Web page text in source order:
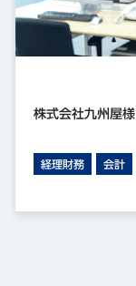
株式会社九州屋様
経理財務 会計